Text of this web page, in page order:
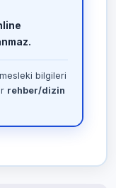
mesleki bilgileri
rehber/dizin